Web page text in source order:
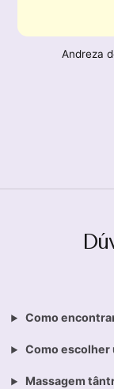
Andreza
Como
Como escolher
Massagem